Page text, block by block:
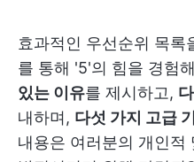
효과적인 우선순위 목록
를 통해 '5'의 힘을 경험
있는 이유를 제시하고,
내하며, 다섯 가지 고급
내용은 여러분의 개인적